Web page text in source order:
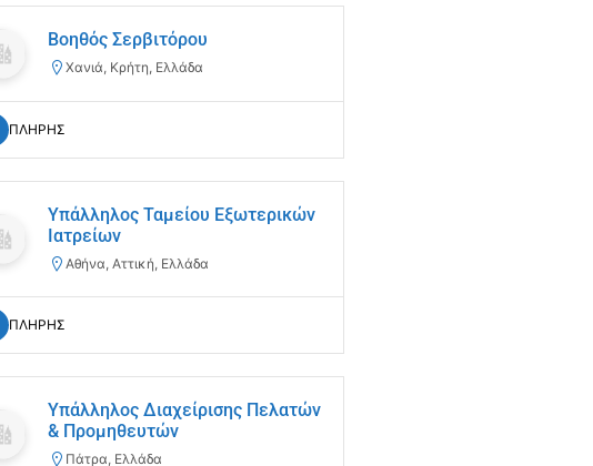
Βοηθός Σερβιτόρου
Χανιά, Κρήτη, Ελλάδα
ΠΛΗΡΗΣ
Υπάλληλος Ταμείου Εξωτερικών
Ιατρείων
Αθήνα, Αττική, Ελλάδα
ΠΛΗΡΗΣ
Υπάλληλος Διαχείρισης Πελατών
& Προμηθευτών
Πάτρα, Ελλάδα